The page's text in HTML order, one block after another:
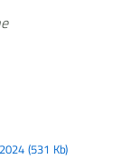
(531 Kb)